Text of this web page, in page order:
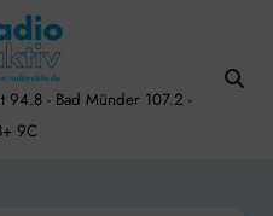
94.8 - Bad Münder 107.2 -
9C